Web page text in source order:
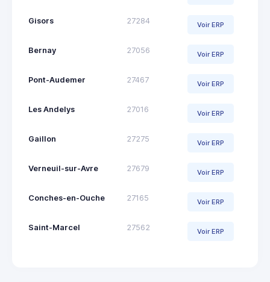
Gisors 27284 Voir ERP
Bernay 27056 Voir ERP
Pont-Audemer 27467 Voir ERP
Les Andelys 27016 Voir ERP
Gaillon 27275 Voir ERP
Verneuil-sur-Avre 27679 Voir ERP
Conches-en-Ouche 27165 Voir ERP
Saint-Marcel 27562 Voir ERP